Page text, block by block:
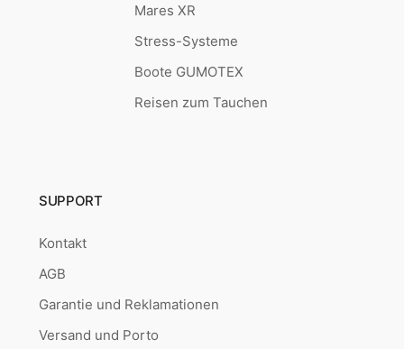
Mares XR
Stress-Systeme
Boote GUMOTEX
Reisen zum Tauchen
SUPPORT
Kontakt
AGB
Garantie und Reklamationen
Versand und Porto